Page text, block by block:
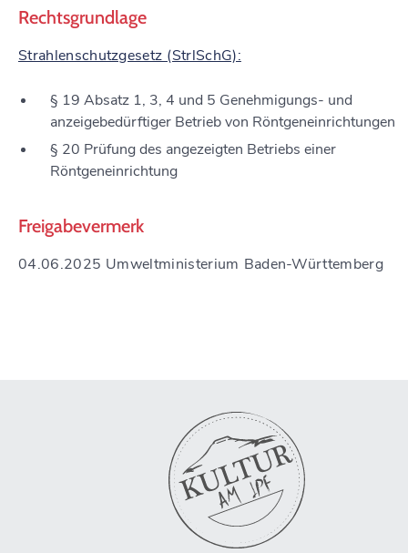
Rechtsgrundlage
Strahlenschutzgesetz (StrlSchG):
§ 19 Absatz 1, 3, 4 und 5 Genehmigungs- und
anzeigebedürftiger Betrieb von Röntgeneinrichtungen
§ 20 Prüfung des angezeigten Betriebs einer
Röntgeneinrichtung
Freigabevermerk
04.06.2025 Umweltministerium Baden-Württemberg